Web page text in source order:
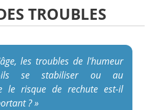
TROUBLES
les troubles de l'humeur
ils se stabiliser ou au
le risque de rechute est-il
? »